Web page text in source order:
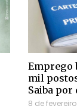
Emprego
mil
Saiba por
8 de